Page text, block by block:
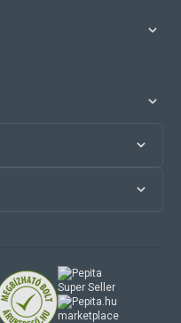
marketplace